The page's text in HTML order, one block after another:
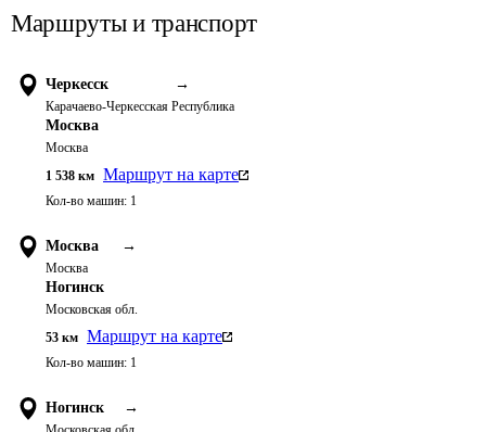
Маршруты и транспорт
Черкесск →
Карачаево-Черкесская Республика
Москва
Москва
1 538 км Маршрут на карте
Кол-во машин: 1
Москва →
Москва
Ногинск
Московская обл.
53 км Маршрут на карте
Кол-во машин: 1
Ногинск →